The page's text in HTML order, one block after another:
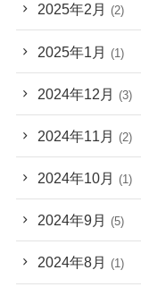
2025年2月 (2)
2025年1月 (1)
2024年12月 (3)
2024年11月 (2)
2024年10月 (1)
2024年9月 (5)
2024年8月 (1)